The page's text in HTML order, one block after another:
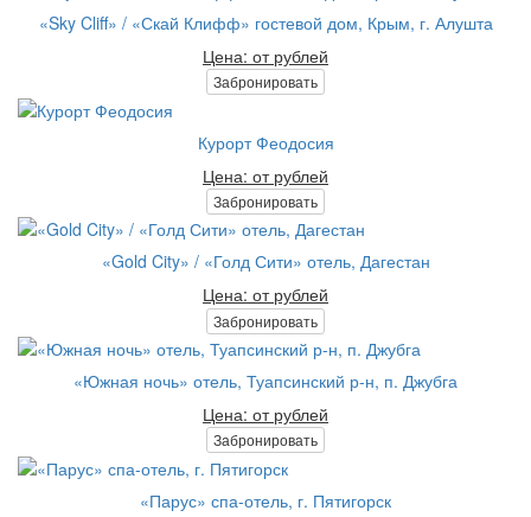
«Sky Cliff» / «Скай Клифф» гостевой дом, Крым, г. Алушта
Цена: от рублей
Забронировать
Курорт Феодосия
Цена: от рублей
Забронировать
«Gold City» / «Голд Сити» отель, Дагестан
Цена: от рублей
Забронировать
«Южная ночь» отель, Туапсинский р-н, п. Джубга
Цена: от рублей
Забронировать
«Парус» спа-отель, г. Пятигорск